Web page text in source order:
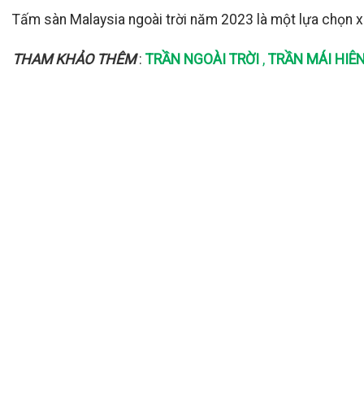
Tấm sàn Malaysia ngoài trời năm 2023 là một lựa chọn
THAM KHẢO THÊM: TRẦN NGOÀI TRỜI , TRẦN MÁI